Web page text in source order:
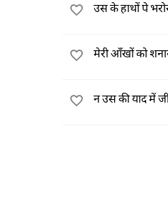
उस के हाथों पे
मेरी आँखों को
न उस की याद में